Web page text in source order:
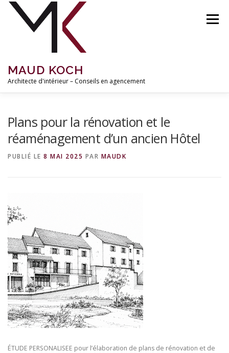
Aller
MAUD KOCH
Architecte d'intérieur – Conseils en agencement
Menu
Plans pour la rénovation et le
réaménagement d’un ancien Hôtel
PUBLIÉ LE 8 MAI 2025 PAR MAUDK
ÉTUDE PERSONALISEE pour l’élaboration de plans de rénovation et de